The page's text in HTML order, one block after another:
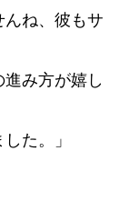
んね、彼もサ
み方が嬉し
た。」